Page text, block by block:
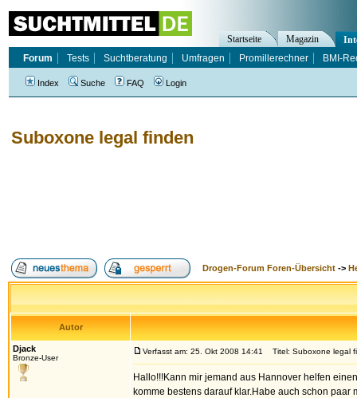
Suboxone legal finden
Drogen-Forum Foren-Übersicht ->
Autor
Djack
Bronze-User
Verfasst am: 25. Okt 2008 14:41 Titel: Suboxone legal
Hallo!!!Kann mir jemand aus Hannover helfen
komme bestens darauf klar.Habe auch schon
Startseite Magazin
Forum
Tests Suchtberatung Umfragen Promillerechner BMI-
Index Suche FAQ Login